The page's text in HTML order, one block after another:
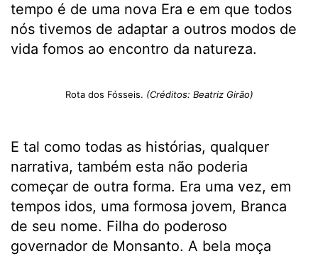
tempo é de uma nova Era e em que todos
nós tivemos de adaptar a outros modos de
vida fomos ao encontro da natureza.
Rota dos Fósseis. (Créditos: Beatriz Girão)
E tal como todas as histórias, qualquer
narrativa, também esta não poderia
começar de outra forma. Era uma vez, em
tempos idos, uma formosa jovem, Branca
de seu nome. Filha do poderoso
governador de Monsanto. A bela moça